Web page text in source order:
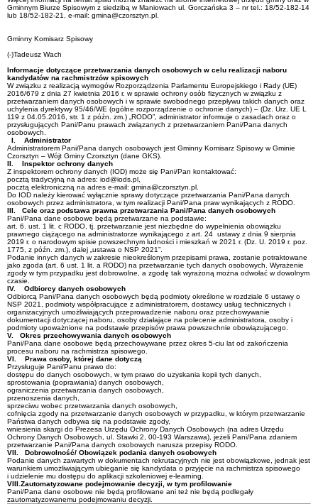
Gminnym Biurze Spisowym z siedzibą w Maniowach ul. Gorczańska 3 – nr tel.: 18/52-182-14
lub 18/52-182-21, e‑mail: gmina@czorsztyn.pl.
Gminny Komisarz Spisowy
(-)Tadeusz Wach
Informacje dotyczące przetwarzania danych osobowych w celu realizacji naboru
kandydatów na rachmistrzów spisowych
W związku z realizacją wymogów Rozporządzenia Parlamentu Europejskiego i Rady (UE)
2016/679 z dnia 27 kwietnia 2016 r. w sprawie ochrony osób fizycznych w związku z
przetwarzaniem danych osobowych i w sprawie swobodnego przepływu takich danych oraz
uchylenia dyrektywy 95/46/WE (ogólne rozporządzenie o ochronie danych) – (Dz. Urz. UE L
119 z 04.05.2016, str. 1 z późn. zm.) „RODO”, administrator informuje o zasadach oraz o
przysługujących Pani/Panu prawach związanych z przetwarzaniem Pani/Pana danych
osobowych.
I. Administrator
Administratorem Pani/Pana danych osobowych jest Gminny Komisarz Spisowy w Gminie
Czorsztyn – Wójt Gminy Czorsztyn (dane GKS).
II. Inspektor ochrony danych
Z inspektorem ochrony danych (IOD) może się Pani/Pan kontaktować:
pocztą tradycyjną na adres: iod@iods.pl,
pocztą elektroniczną na adres e-mail: gmina@czorsztyn.pl.
Do IOD należy kierować wyłącznie sprawy dotyczące przetwarzania Pani/Pana danych
osobowych przez administratora, w tym realizacji Pani/Pana praw wynikających z RODO.
III. Cele oraz podstawa prawna przetwarzania Pani/Pana danych osobowych
Pani/Pana dane osobowe będą przetwarzane na podstawie:
art. 6. ust. 1 lit. c RODO, tj. przetwarzanie jest niezbędne do wypełnienia obowiązku
prawnego ciążącego na administratorze wynikającego z art. 24 ustawy z dnia 9 sierpnia
2019 r. o narodowym spisie powszechnym ludności i mieszkań w 2021 r. (Dz. U. 2019 r. poz.
1775, z późn. zm.), dalej „ustawa o NSP 2021”.
Podanie innych danych w zakresie nieokreślonym przepisami prawa, zostanie potraktowane
jako zgoda (art. 6 ust. 1 lit. a RODO) na przetwarzanie tych danych osobowych. Wyrażenie
zgody w tym przypadku jest dobrowolne, a zgodę tak wyrażoną można odwołać w dowolnym
czasie.
IV. Odbiorcy danych osobowych
Odbiorcą Pani/Pana danych osobowych będą podmioty określone w rozdziale 6 ustawy o
NSP 2021, podmioty współpracujące z administratorem, dostawcy usług technicznych i
organizacyjnych umożliwiających przeprowadzenie naboru oraz przechowywanie
dokumentacji dotyczącej naboru, osoby działające na polecenie administratora, osoby i
podmioty upoważnione na podstawie przepisów prawa powszechnie obowiązującego.
V. Okres przechowywania danych osobowych
Pani/Pana dane osobowe będą przechowywane przez okres 5-ciu lat od zakończenia
procesu naboru na rachmistrza spisowego.
VI. Prawa osoby, której dane dotyczą
Przysługuje Pani/Panu prawo do:
dostępu do danych osobowych, w tym prawo do uzyskania kopii tych danych,
sprostowania (poprawiania) danych osobowych,
ograniczenia przetwarzania danych osobowych,
przenoszenia danych,
sprzeciwu wobec przetwarzania danych osobowych,
cofnięcia zgody na przetwarzanie danych osobowych w przypadku, w którym przetwarzanie
Państwa danych odbywa się na podstawie zgody,
wniesienia skargi do Prezesa Urzędu Ochrony Danych Osobowych (na adres Urzędu
Ochrony Danych Osobowych, ul. Stawki 2, 00-193 Warszawa), jeżeli Pani/Pana zdaniem
przetwarzanie Pani/Pana danych osobowych narusza przepisy RODO.
VII. Dobrowolność/ Obowiązek podania danych osobowych
Podanie danych zawartych w dokumentach rekrutacyjnych nie jest obowiązkowe, jednak jest
warunkiem umożliwiającym ubieganie się kandydata o przyjęcie na rachmistrza spisowego
i udzielenie mu dostępu do aplikacji szkoleniowej e-learning.
VIII. Zautomatyzowane podejmowanie decyzji, w tym profilowanie
Pani/Pana dane osobowe nie będą profilowane ani też nie będą podlegały
zautomatyzowanemu podejmowaniu decyzji.